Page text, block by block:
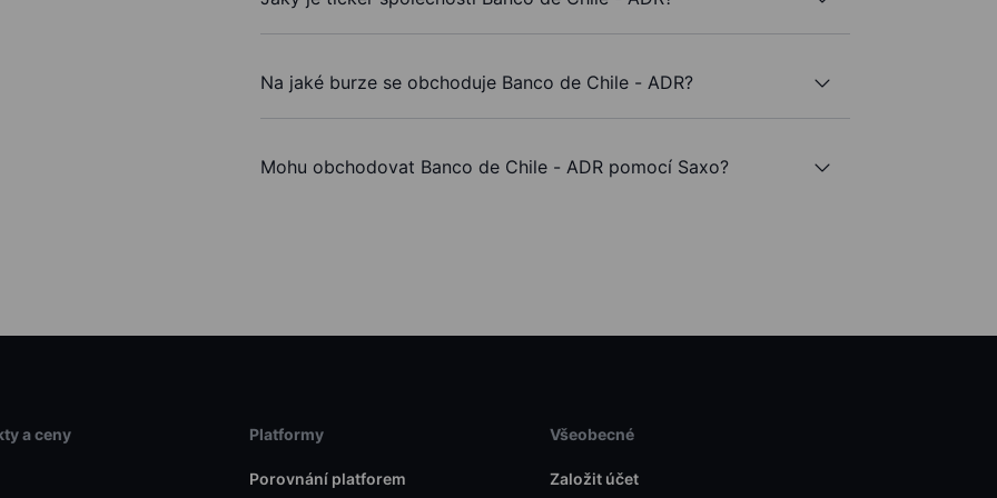
Na jaké burze se obchoduje Banco de Chile - ADR?
Mohu obchodovat Banco de Chile - ADR pomocí Saxo?
a ceny Platformy
Porovnání platforem
Všeobecné
Založit účet